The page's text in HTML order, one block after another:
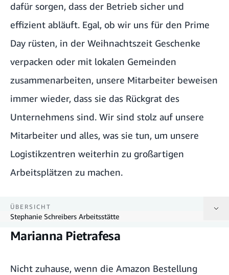
dafür sorgen, dass der Betrieb sicher und
effizient abläuft. Egal, ob wir uns für den Prime
Day rüsten, in der Weihnachtszeit Geschenke
verpacken oder mit lokalen Gemeinden
zusammenarbeiten, unsere Mitarbeiter beweisen
immer wieder, dass sie das Rückgrat des
Unternehmens sind. Wir sind stolz auf unsere
Mitarbeiter und alles, was sie tun, um unsere
Logistikzentren weiterhin zu großartigen
Arbeitsplätzen zu machen.
ÜBERSICHT
Stephanie Schreibers Arbeitsstätte
Marianna Pietrafesa
Peter Galls
Marianna Pietrafesa
Nicht zuhause, wenn die Amazon Bestellung